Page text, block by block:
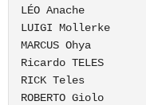
LÉO Anache
LUIGI Mollerke
MARCUS Ohya
Ricardo TELES
RICK Teles
ROBERTO Giolo